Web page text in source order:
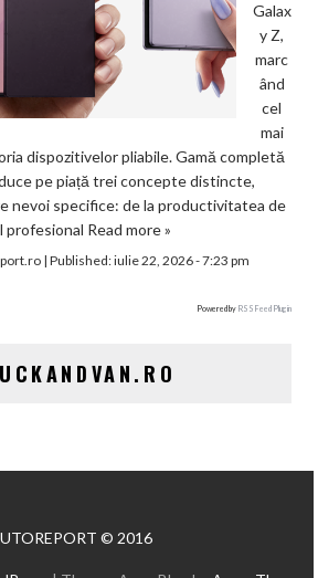
Galax
y Z,
marc
ând
cel
mai
dispozitivelor pliabile. Gamă completă
pe piață trei concepte distincte,
nevoi specifice: de la productivitatea de
profesional Read more »
| Published:iulie 22, 2026 - 7:23 pm
Powered by RSS Feed Plugin
© 2016